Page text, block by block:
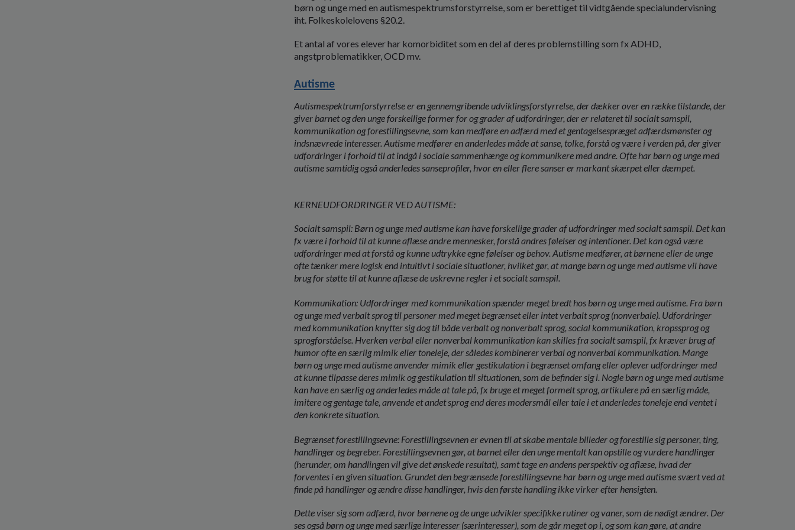
børn og unge med en autismespektrumsforstyrrelse, som er berettiget til vidtgående specialundervisning
iht. Folkeskolelovens §20.2.
Et antal af vores elever har komorbiditet som en del af deres problemstilling som fx ADHD,
angstproblematikker, OCD mv.
Autisme
Autismespektrumforstyrrelse er en gennemgribende udviklingsforstyrrelse, der dækker over en række tilstande, der
giver barnet og den unge forskellige former for og grader af udfordringer, der er relateret til socialt samspil,
kommunikation og forestillingsevne, som kan medføre en adfærd med et gentagelsespræget adfærdsmønster og
indsnævrede interesser. Autisme medfører en anderledes måde at sanse, tolke, forstå og være i verden på, der giver
udfordringer i forhold til at indgå i sociale sammenhænge og kommunikere med andre. Ofte har børn og unge med
autisme samtidig også anderledes sanseprofiler, hvor en eller flere sanser er markant skærpet eller dæmpet.
KERNEUDFORDRINGER VED AUTISME:
Socialt samspil: Børn og unge med autisme kan have forskellige grader af udfordringer med socialt samspil. Det kan
fx være i forhold til at kunne aflæse andre mennesker, forstå andres følelser og intentioner. Det kan også være
udfordringer med at forstå og kunne udtrykke egne følelser og behov. Autisme medfører, at børnene eller de unge
ofte tænker mere logisk end intuitivt i sociale situationer, hvilket gør, at mange børn og unge med autisme vil have
brug for støtte til at kunne aflæse de uskrevne regler i et socialt samspil.
Kommunikation: Udfordringer med kommunikation spænder meget bredt hos børn og unge med autisme. Fra børn
og unge med verbalt sprog til personer med meget begrænset eller intet verbalt sprog (nonverbale). Udfordringer
med kommunikation knytter sig dog til både verbalt og nonverbalt sprog, social kommunikation, kropssprog og
sprogforståelse. Hverken verbal eller nonverbal kommunikation kan skilles fra socialt samspil, fx kræver brug af
humor ofte en særlig mimik eller toneleje, der således kombinerer verbal og nonverbal kommunikation. Mange
børn og unge med autisme anvender mimik eller gestikulation i begrænset omfang eller oplever udfordringer med
at kunne tilpasse deres mimik og gestikulation til situationen, som de befinder sig i. Nogle børn og unge med autisme
kan have en særlig og anderledes måde at tale på, fx bruge et meget formelt sprog, artikulere på en særlig måde,
imitere og gentage tale, anvende et andet sprog end deres modersmål eller tale i et anderledes toneleje end ventet i
den konkrete situation.
Begrænset forestillingsevne: Forestillingsevnen er evnen til at skabe mentale billeder og forestille sig personer, ting,
handlinger og begreber. Forestillingsevnen gør, at barnet eller den unge mentalt kan opstille og vurdere handlinger
(herunder, om handlingen vil give det ønskede resultat), samt tage en andens perspektiv og aflæse, hvad der
forventes i en given situation. Grundet den begrænsede forestillingsevne har børn og unge med autisme svært ved at
finde på handlinger og ændre disse handlinger, hvis den første handling ikke virker efter hensigten.
Dette viser sig som adfærd, hvor børnene og de unge udvikler specifikke rutiner og vaner, som de nødigt ændrer. Der
ses også børn og unge med særlige interesser (særinteresser), som de går meget op i, og som kan gøre, at andre